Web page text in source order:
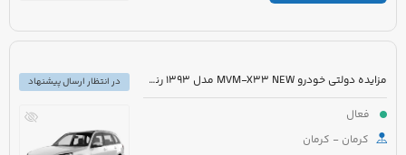
مزایده دولتی خودرو MVM-X33 NEW مدل 1393 رنگ سفید
فعال
کرمان - کرمان
در انتظار ارسال پیشنهاد